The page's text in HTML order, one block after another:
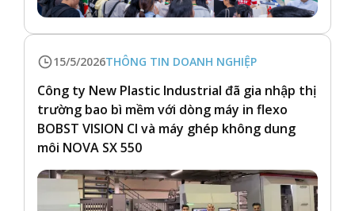
15/5/2026THÔNG TIN DOANH NGHIỆP
Công ty New Plastic Industrial đã gia nhập thị
trường bao bì mềm với dòng máy in flexo
BOBST VISION CI và máy ghép không dung
môi NOVA SX 550